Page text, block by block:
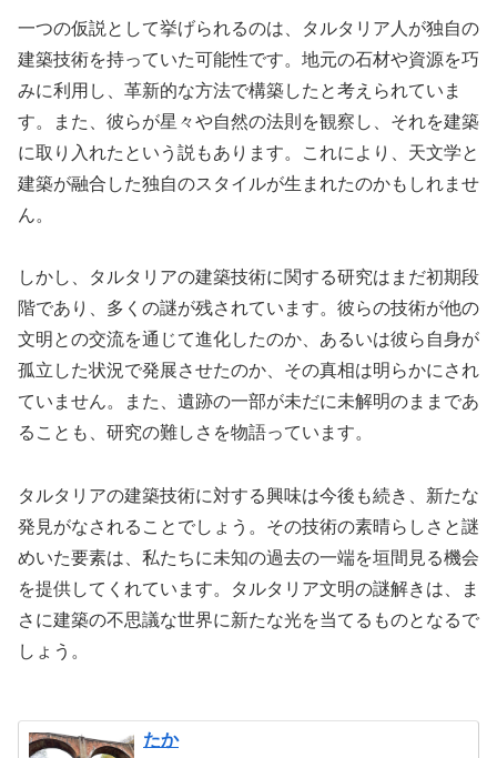
一つの仮説として挙げられるのは、タルタリア人が独自の
建築技術を持っていた可能性です。地元の石材や資源を巧
みに利用し、革新的な方法で構築したと考えられていま
す。また、彼らが星々や自然の法則を観察し、それを建築
に取り入れたという説もあります。これにより、天文学と
建築が融合した独自のスタイルが生まれたのかもしれませ
ん。
しかし、タルタリアの建築技術に関する研究はまだ初期段
階であり、多くの謎が残されています。彼らの技術が他の
文明との交流を通じて進化したのか、あるいは彼ら自身が
孤立した状況で発展させたのか、その真相は明らかにされ
ていません。また、遺跡の一部が未だに未解明のままであ
ることも、研究の難しさを物語っています。
タルタリアの建築技術に対する興味は今後も続き、新たな
発見がなされることでしょう。その技術の素晴らしさと謎
めいた要素は、私たちに未知の過去の一端を垣間見る機会
を提供してくれています。タルタリア文明の謎解きは、ま
さに建築の不思議な世界に新たな光を当てるものとなるで
しょう。
たか